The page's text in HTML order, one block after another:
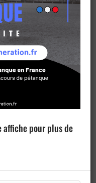
affiche pour plus de